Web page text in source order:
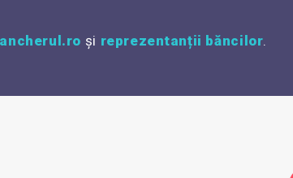
și reprezentanții băncilor.